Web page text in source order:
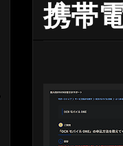
携帯